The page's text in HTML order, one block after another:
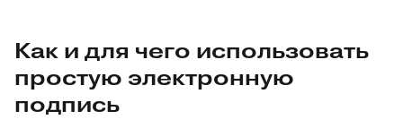
Как и для чего использовать
простую электронную
подпись